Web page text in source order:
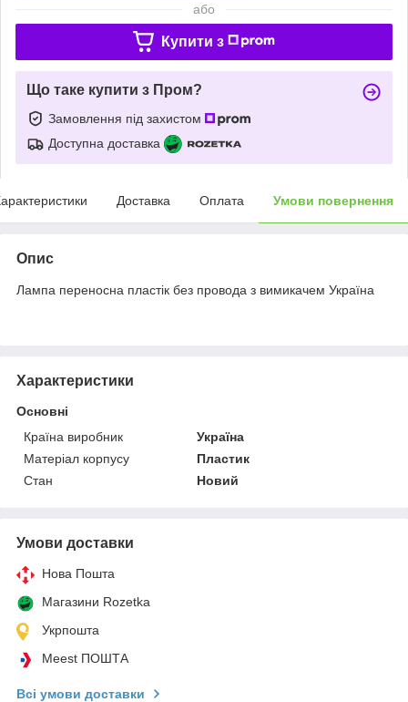
або
Купити з
Що таке купити з Пром?
Замовлення під захистом
Доступна доставка
Доставка Оплата Умови повернення
Опис
Лампа переносна пластік без провода з вимикачем Україна
Характеристики
Основні
Країна виробник
Україна
Матеріал корпусу
Пластик
Стан
Новий
Умови доставки
Нова Пошта
Магазини Rozetka
Укрпошта
Meest ПОШТА
Всі умови доставки